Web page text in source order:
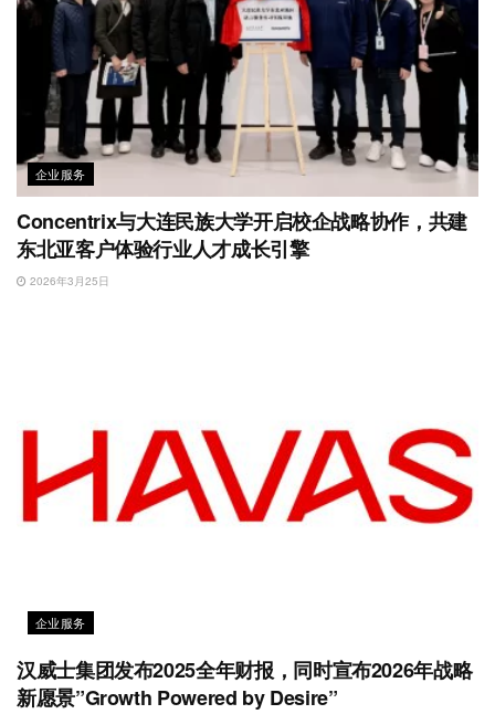
企业服务
Concentrix与大连民族大学开启校企战略协作，共建
东北亚客户体验行业人才成长引擎
2026年3月25日
企业服务
汉威士集团发布2025全年财报，同时宣布2026年战略
新愿景”Growth Powered by Desire”